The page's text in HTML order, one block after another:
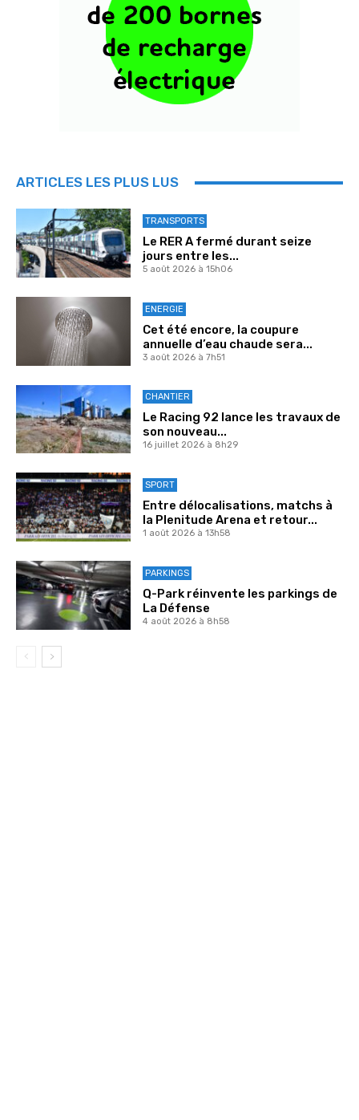
ARTICLES LES PLUS LUS
TRANSPORTS
Le RER A fermé durant seize
jours entre les...
5 août 2026 à 15h06
ENERGIE
Cet été encore, la coupure
annuelle d’eau chaude sera...
3 août 2026 à 7h51
CHANTIER
Le Racing 92 lance les travaux de
son nouveau...
16 juillet 2026 à 8h29
SPORT
Entre délocalisations, matchs à
la Plenitude Arena et retour...
1 août 2026 à 13h58
PARKINGS
Q-Park réinvente les parkings de
La Défense
4 août 2026 à 8h58